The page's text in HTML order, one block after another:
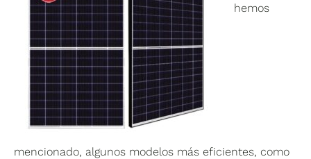
hemos
mencionado, algunos modelos más eficientes, como